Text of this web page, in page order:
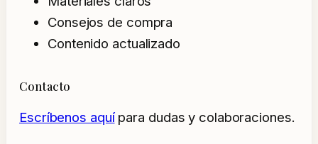
Consejos de compra
Contenido actualizado
Contacto
Escríbenos aquípara dudas y colaboraciones.